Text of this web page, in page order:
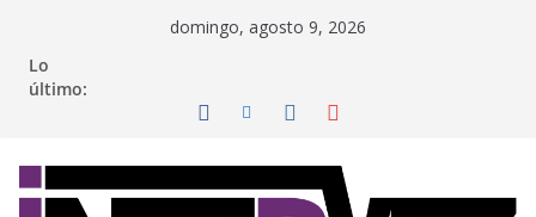
contenido
domingo, agosto 9, 2026
Lo
último: